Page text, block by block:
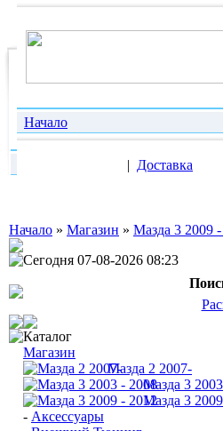
Начало
| Доставка
Начало » Магазин » Мазда 3 2009 -
Сегодня 07-08-2026 08:23
Каталог
Магазин
Мазда 2 2007-
Мазда 3
Мазда 3
- Аксессуары